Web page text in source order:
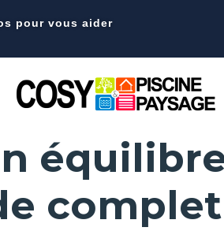
pour vous aider